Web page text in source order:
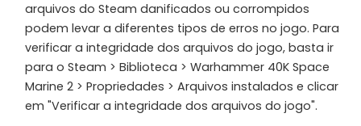
arquivos do Steam danificados ou corrompidos
podem levar a diferentes tipos de erros no jogo. Para
verificar a integridade dos arquivos do jogo, basta ir
para o Steam > Biblioteca > Warhammer 40K Space
Marine 2 > Propriedades > Arquivos instalados e clicar
em "Verificar a integridade dos arquivos do jogo".